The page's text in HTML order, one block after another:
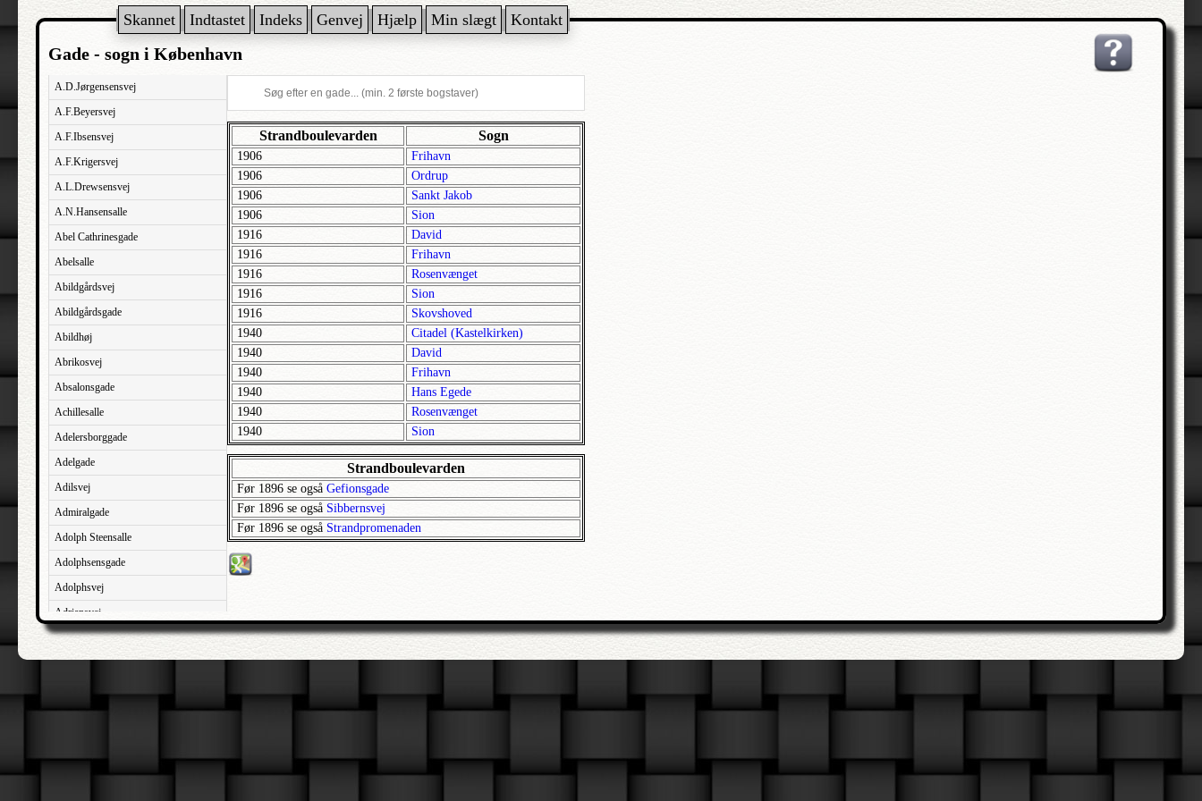
Skannet Indtastet Indeks Genvej Hjælp Min slægt Kontakt
Gade - sogn i København
A.D.Jørgensensvej
A.F.Beyersvej
A.F.Ibsensvej
A.F.Krigersvej
A.L.Drewsensvej
A.N.Hansensalle
Abel Cathrinesgade
Abelsalle
Abildgårdsvej
Abildgårdsgade
Abildhøj
Abrikosvej
Absalonsgade
Achillesalle
Adelersborggade
Adelgade
Adilsvej
Admiralgade
Adolph Steensalle
Adolphsensgade
Adolphsvej
Adriansvej
Aftenbakken
Agavevej
Agermosen
Agersøgade
Strandboulevarden Sogn
1906
Frihavn
1906
Ordrup
1906
Sankt Jakob
1906
Sion
1916
David
1916
Frihavn
1916
Rosenvænget
1916
Sion
1916
Skovshoved
1940
Citadel (Kastelkirken)
1940
David
1940
Frihavn
1940
Hans Egede
1940
Rosenvænget
1940
Sion
Strandboulevarden
Før 1896 se også Gefionsgade
Før 1896 se også Sibbernsvej
Før 1896 se også Strandpromenaden